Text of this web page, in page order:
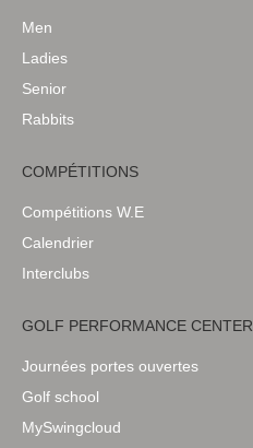
Men
Ladies
Senior
Rabbits
COMPÉTITIONS
Compétitions W.E
Calendrier
Interclubs
GOLF PERFORMANCE CENTER
Journées portes ouvertes
Golf school
MySwingcloud